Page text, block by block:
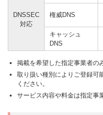
DNSSEC
対応
権威DNS
キャッシュ
DNS
掲載を希望した指定事業者の
取り扱い種別によりご登録可
ください。
サービス内容や料金は指定事